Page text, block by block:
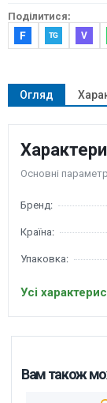
Поділитися:
F TG V
Огляд
Основні
Бренд:
Країна:
Упаковка:
Усі
Вам також